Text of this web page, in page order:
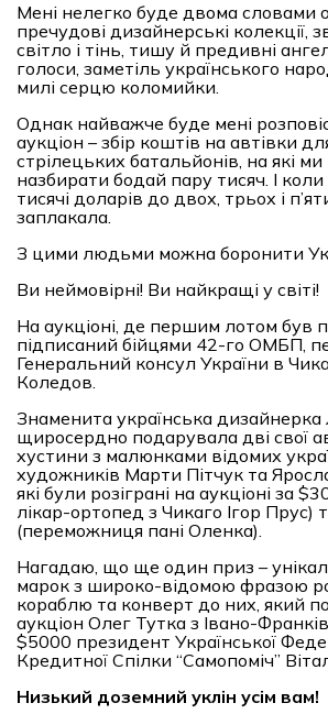
Мені нелегко буде двома словами
пречудові дизайнерські колекції,
світло і тінь, тишу й предивні
голоси, заметіль українського
милі серцю коломийки.
Однак найважче буде мені
аукціон – збір коштів на автівки
стрілецьких батальйонів, на які ми
назбирати бодай пару тисяч. І коли
тисячі доларів до двох, трьох і
заплакала.
З цими людьми можна боронити
Ви неймовірні! Ви найкращі у світі!
На аукціоні, де першим лотом був
підписаний бійцями 42-го ОМБП,
Генеральний консул України в
Коледов.
Знаменита українська
щиросердно подарувала дві свої
хустини з малюнками відомих
художників Марти Пітчук та
які були розіграні на аукціоні за
лікар-ортопед з Чикаго Ігор Прус)
(переможниця пані Оленка).
Нагадаю, що ще один приз –
марок з широко-відомою фразою
кораблю та конверт до них, який
аукціон Олег Тутка з Івано-
$5000 президент Української
Кредитної Спілки “Самопоміч”
Низький доземний уклін усім вам!